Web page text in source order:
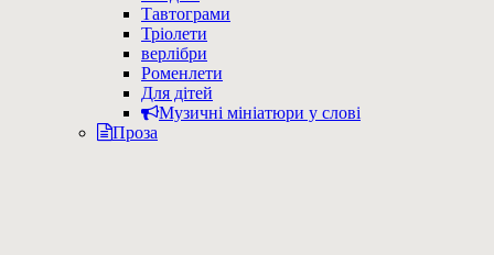
Тавтограми
Тріолети
верлібри
Роменлети
Для дітей
Музичні мініатюри у слові
Проза